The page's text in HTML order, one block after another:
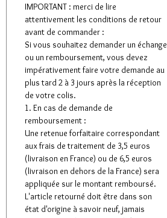
IMPORTANT : merci de lire
attentivement les conditions de retour
avant de commander :
Si vous souhaitez demander un échange
ou un remboursement, vous devez
impérativement faire votre demande au
plus tard 2 à 3 jours après la réception
de votre colis.
1. En cas de demande de
remboursement :
Une retenue forfaitaire correspondant
aux frais de traitement de 3,5 euros
(livraison en France) ou de 6,5 euros
(livraison en dehors de la France) sera
appliquée sur le montant remboursé.
L'article retourné doit être dans son
état d'origine à savoir neuf, jamais